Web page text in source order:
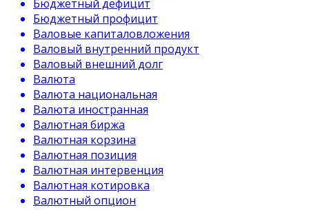
Бюджетный дефицит
Бюджетный профицит
Валовые капиталовложения
Валовый внутренний продукт
Валовый внешний долг
Валюта
Валюта национальная
Валюта иностранная
Валютная биржа
Валютная корзина
Валютная позиция
Валютная интервенция
Валютная котировка
Валютный опцион